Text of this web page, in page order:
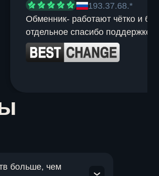
193.37.68.*
Обменник- работают чётко и
отдельное спасибо поддержке.
больше, чем